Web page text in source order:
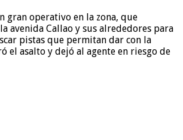
gran operativo en la zona, que
avenida Callao y sus alrededores para
pistas que permitan dar con la
el asalto y dejó al agente en riesgo de